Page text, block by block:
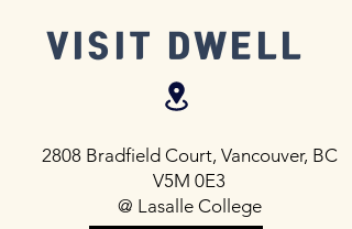
VISIT DWELL
2808 Bradfield Court, Vancouver, BC
V5M 0E3
@ Lasalle College